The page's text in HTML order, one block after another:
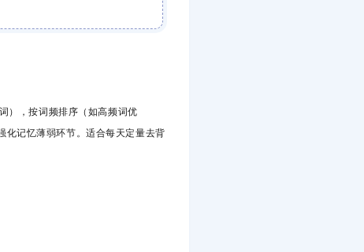
），按词频排序（如高频词优
化记忆薄弱环节。适合每天定量去背